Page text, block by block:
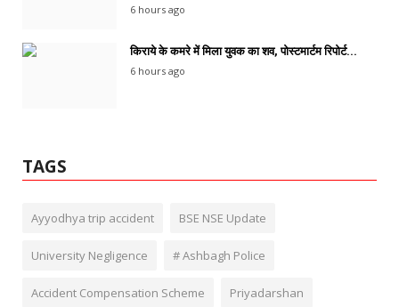
6 hours ago
किराये के कमरे में मिला युवक का शव, पोस्टमार्टम रिपोर्ट...
6 hours ago
TAGS
Ayyodhya trip accident BSE NSE Update
University Negligence # Ashbagh Police
Accident Compensation Scheme Priyadarshan